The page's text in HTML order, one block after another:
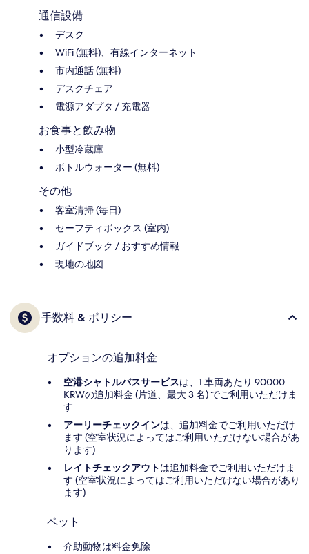
通信設備
デスク
WiFi (無料)、有線インターネット
市内通話 (無料)
デスクチェア
電源アダプタ / 充電器
お食事と飲み物
小型冷蔵庫
ボトルウォーター (無料)
その他
客室清掃 (毎日)
セーフティボックス (室内)
ガイドブック / おすすめ情報
現地の地図
手数料 & ポリシー
オプションの追加料金
空港シャトルバスサービスは、1 車両あたり 90000
KRWの追加料金 (片道、最大 3 名) でご利用いただけま
す
アーリーチェックインは、追加料金でご利用いただけ
ます (空室状況によってはご利用いただけない場合があ
ります)
レイトチェックアウトは追加料金でご利用いただけま
す (空室状況によってはご利用いただけない場合があり
ます)
ペット
介助動物は料金免除